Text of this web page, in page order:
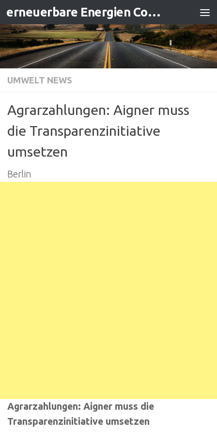
Zum Inhalt springen erneuerbare Energien Contracting
UMWELT NEWS
Agrarzahlungen: Aigner muss
die Transparenzinitiative
umsetzen
Berlin
Agrarzahlungen: Aigner muss die
Transparenzinitiative umsetzen